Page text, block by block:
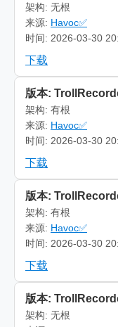
架构: 无根
来源: Havoc✅
时间: 2026-03-30
下载
版本:
架构: 有根
来源: Havoc✅
时间: 2026-03-30
下载
版本:
架构: 有根
来源: Havoc✅
时间: 2026-03-30
下载
版本:
架构: 无根